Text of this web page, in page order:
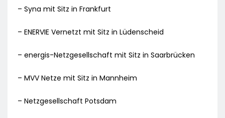
– Syna mit Sitz in Frankfurt
– ENERVIE Vernetzt mit Sitz in Lüdenscheid
– energis-Netzgesellschaft mit Sitz in Saarbrücken
– MVV Netze mit Sitz in Mannheim
– Netzgesellschaft Potsdam